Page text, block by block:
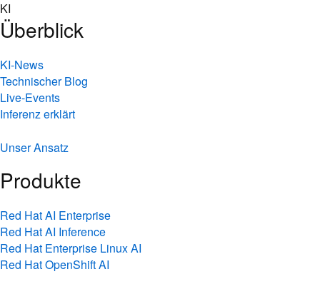
Skip
to
content
KI
Überblick
KI-News
Technischer Blog
Live-Events
Inferenz erklärt
Unser Ansatz
Produkte
Red Hat AI Enterprise
Red Hat AI Inference
Red Hat Enterprise Linux AI
Red Hat OpenShift AI